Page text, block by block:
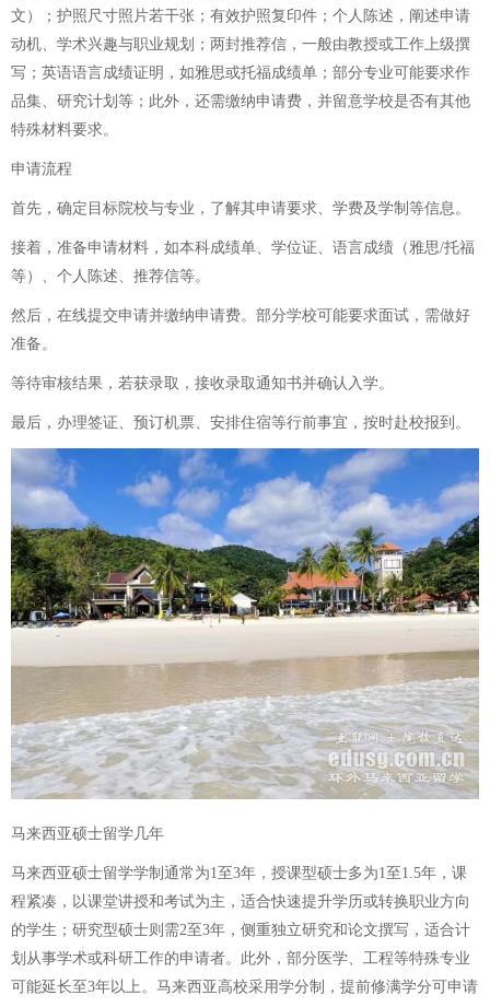
文）；护照尺寸照片若干张；有效护照复印件；个人陈述，阐述申请
动机、学术兴趣与职业规划；两封推荐信，一般由教授或工作上级撰
写；英语语言成绩证明，如雅思或托福成绩单；部分专业可能要求作
品集、研究计划等；此外，还需缴纳申请费，并留意学校是否有其他
特殊材料要求。
申请流程
首先，确定目标院校与专业，了解其申请要求、学费及学制等信息。
接着，准备申请材料，如本科成绩单、学位证、语言成绩（雅思/托福
等）、个人陈述、推荐信等。
然后，在线提交申请并缴纳申请费。部分学校可能要求面试，需做好
准备。
等待审核结果，若获录取，接收录取通知书并确认入学。
最后，办理签证、预订机票、安排住宿等行前事宜，按时赴校报到。
马来西亚硕士留学几年
马来西亚硕士留学学制通常为1至3年，授课型硕士多为1至1.5年，课
程紧凑，以课堂讲授和考试为主，适合快速提升学历或转换职业方向
的学生；研究型硕士则需2至3年，侧重独立研究和论文撰写，适合计
划从事学术或科研工作的申请者。此外，部分医学、工程等特殊专业
可能延长至3年以上。马来西亚高校采用学分制，提前修满学分可申请